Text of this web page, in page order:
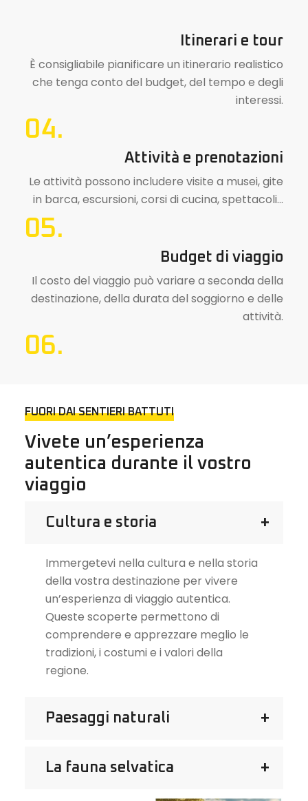
Itinerari e tour
È consigliabile pianificare un itinerario realistico
che tenga conto del budget, del tempo e degli
interessi.
04.
Attività e prenotazioni
Le attività possono includere visite a musei, gite
in barca, escursioni, corsi di cucina, spettacoli…
05.
Budget di viaggio
Il costo del viaggio può variare a seconda della
destinazione, della durata del soggiorno e delle
attività.
06.
FUORI DAI SENTIERI BATTUTI
Vivete un’esperienza
autentica durante il vostro
viaggio
Cultura e storia
Immergetevi nella cultura e nella storia
della vostra destinazione per vivere
un’esperienza di viaggio autentica.
Queste scoperte permettono di
comprendere e apprezzare meglio le
tradizioni, i costumi e i valori della
regione.
Paesaggi naturali
La fauna selvatica